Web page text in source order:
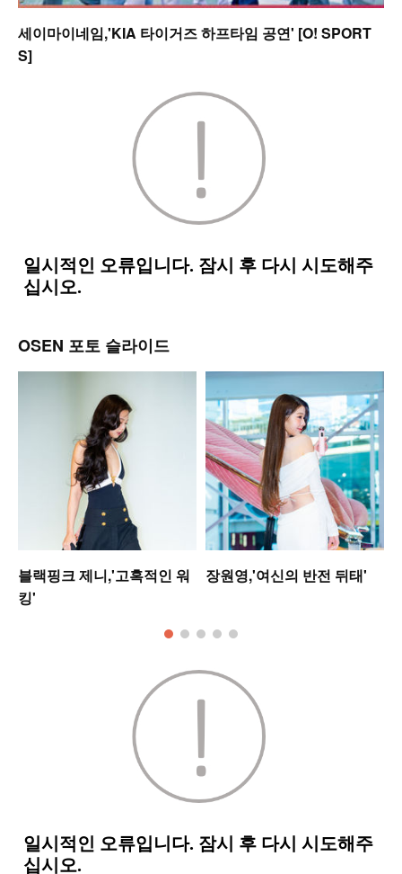
세이마이네임,'KIA 타이거즈 하프타임 공연' [O! SPORT
S]
OSEN 포토 슬라이드
블랙핑크 제니,'고혹적인 워
킹'
장원영,'여신의 반전 뒤태'